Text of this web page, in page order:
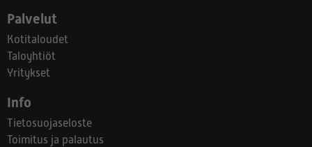
Palvelut
Kotitaloudet
Taloyhtiöt
Yritykset
Info
Tietosuojaseloste
Toimitus ja palautus